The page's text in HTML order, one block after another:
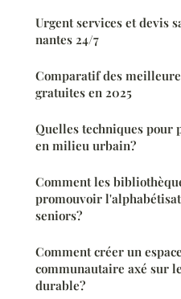
Urgent services et devis
nantes 24/7
Comparatif des
gratuites en 2025
Quelles techniques
en milieu urbain?
Comment les
promouvoir
seniors?
Comment créer un
communautaire axé sur
durable?